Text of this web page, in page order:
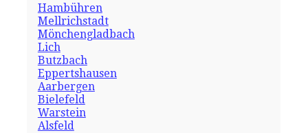
Hambühren
Mellrichstadt
Mönchengladbach
Lich
Butzbach
Eppertshausen
Aarbergen
Bielefeld
Warstein
Alsfeld